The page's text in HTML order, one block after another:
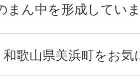
まん中を形成してい
和歌山県美浜町をお気